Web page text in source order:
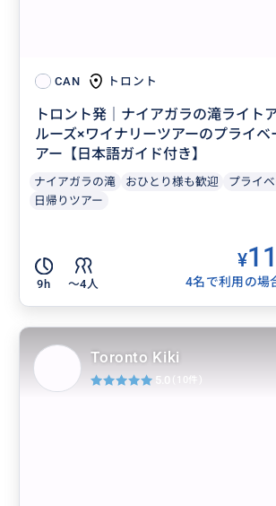
先住民のシェフが、調理していただい
食べることができます。ジョージアン
ラウトにセージ、ミント、スマック、
め、プランテンで包み、粘土で覆い、
たお魚料理もしくは、鹿肉を石窯で焼
れかを選べます。地元の植物から採れ
は冷たい）ハーブティーもつきます。
CAN トロント
トロント発｜ナイアガラの滝ライト
ルーズ×ワイナリーツアーのプライベ
アー【日本語ガイド付き】
ナイアガラの滝 おひとり様も歓迎
プライ
日帰りツアー
9h 〜4人
¥
4名で利用の場
Toronto Kiki
5.0 (10件)